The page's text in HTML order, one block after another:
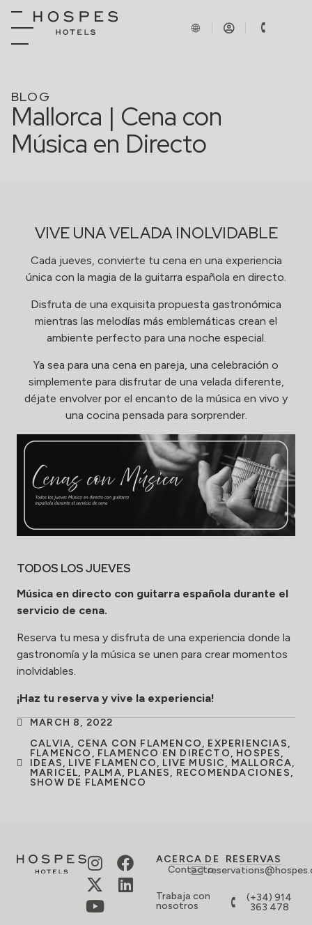
BLOG
Mallorca | Cena con
Música en Directo
VIVE UNA VELADA INOLVIDABLE
Cada jueves, convierte tu cena en una experiencia
única con la magia de la guitarra española en directo.
Disfruta de una exquisita propuesta gastronómica
mientras las melodías más emblemáticas crean el
ambiente perfecto para una noche especial.
Ya sea para una cena en pareja, una celebración o
simplemente para disfrutar de una velada diferente,
déjate envolver por el encanto de la música en vivo y
una cocina pensada para sorprender.
TODOS LOS JUEVES
Música en directo con guitarra española durante el
servicio de cena.
Reserva tu mesa y disfruta de una experiencia donde la
gastronomía y la música se unen para crear momentos
inolvidables.
¡Haz tu reserva y vive la experiencia!
MARCH 8, 2022
CALVIA, CENA CON FLAMENCO, EXPERIENCIAS,
FLAMENCO , FLAMENCO EN DIRECTO, HOSPES,
IDEAS, LIVE FLAMENCO, LIVE MUSIC, MALLORCA,
MARICEL, PALMA, PLANES, RECOMENDACIONES,
SHOW DE FLAMENCO
ACERCA DE
Contacto
Trabaja con
nosotros
RESERVAS
(+34) 914
363 478